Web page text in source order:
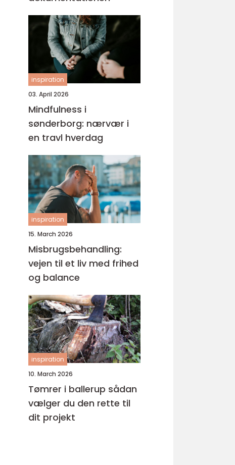
inspiration
03. April 2026
Mindfulness i
sønderborg: nærvær i
en travl hverdag
inspiration
15. March 2026
Misbrugsbehandling:
vejen til et liv med frihed
og balance
inspiration
10. March 2026
Tømrer i ballerup sådan
vælger du den rette til
dit projekt